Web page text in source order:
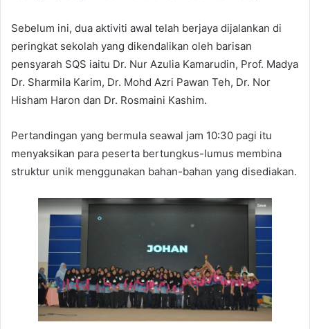
Sebelum ini, dua aktiviti awal telah berjaya dijalankan di
peringkat sekolah yang dikendalikan oleh barisan
pensyarah SQS iaitu Dr. Nur Azulia Kamarudin, Prof. Madya
Dr. Sharmila Karim, Dr. Mohd Azri Pawan Teh, Dr. Nor
Hisham Haron dan Dr. Rosmaini Kashim.
Pertandingan yang bermula seawal jam 10:30 pagi itu
menyaksikan para peserta bertungkus-lumus membina
struktur unik menggunakan bahan-bahan yang disediakan.